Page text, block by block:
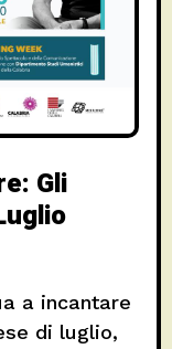
Gli
a incantare
di luglio,